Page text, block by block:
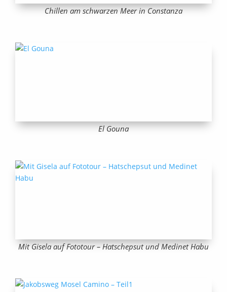
Chillen am schwarzen Meer in Constanza
El Gouna
Mit Gisela auf Fototour – Hatschepsut und Medinet Habu